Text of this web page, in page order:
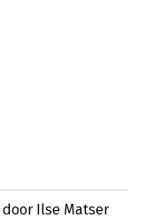
door Ilse Matser